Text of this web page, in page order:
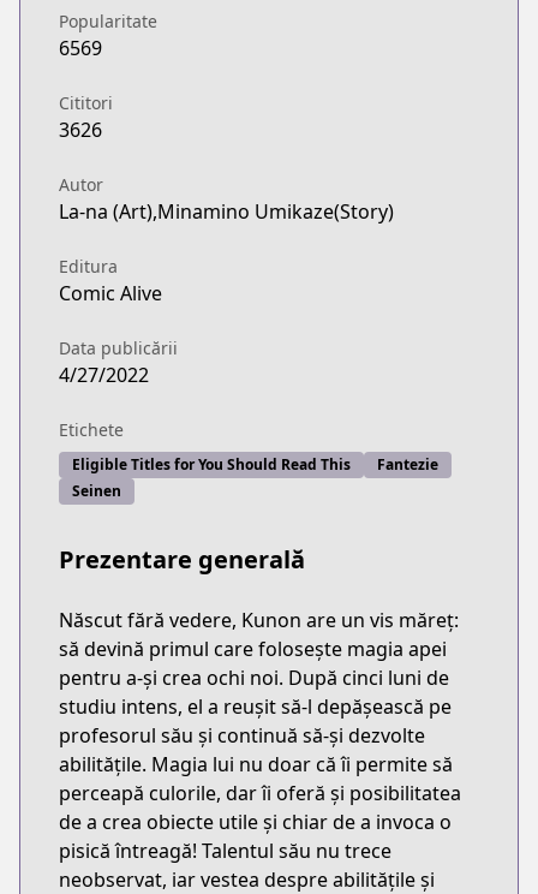
Popularitate
6569
Cititori
3626
Autor
La-na (Art),Minamino Umikaze(Story)
Editura
Comic Alive
Data publicării
4/27/2022
Etichete
Eligible Titles for You Should Read This
Fantezie
Seinen
Prezentare generală
Născut fără vedere, Kunon are un vis măreț:
să devină primul care folosește magia apei
pentru a-și crea ochi noi. După cinci luni de
studiu intens, el a reușit să-l depășească pe
profesorul său și continuă să-și dezvolte
abilitățile. Magia lui nu doar că îi permite să
perceapă culorile, dar îi oferă și posibilitatea
de a crea obiecte utile și chiar de a invoca o
pisică întreagă! Talentul său nu trece
neobservat, iar vestea despre abilitățile și